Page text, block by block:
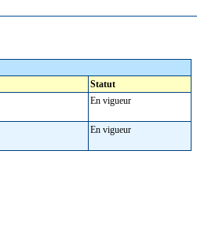
Statut
En vigueur
En vigueur